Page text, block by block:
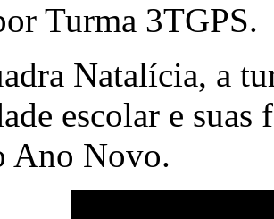
Turma 3TGPS.
Natalícia, a
escolar e suas
Ano Novo.